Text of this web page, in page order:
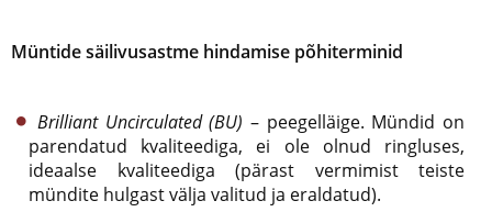
Müntide säilivusastme hindamise põhiterminid
Brilliant Uncirculated (BU) – peegelläige. Mündid on
parendatud kvaliteediga, ei ole olnud ringluses,
ideaalse kvaliteediga (pärast vermimist teiste
mündite hulgast välja valitud ja eraldatud).